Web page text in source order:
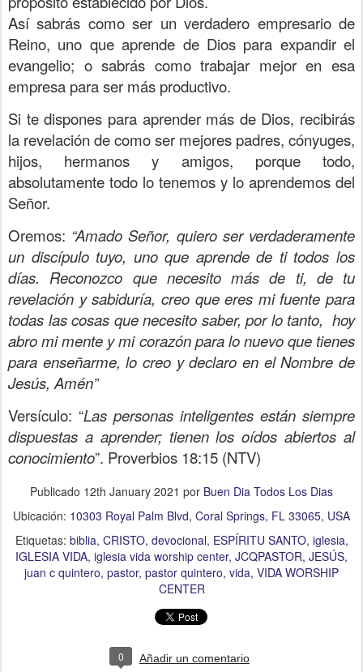
Así sabrás como ser un verdadero empresario de
Reino, uno que aprende de Dios para expandir el
evangelio; o sabrás como trabajar mejor en esa
empresa para ser más productivo.
Si te dispones para aprender más de Dios, recibirás
la revelación de como ser mejores padres, cónyuges,
hijos, hermanos y amigos, porque todo,
absolutamente todo lo tenemos y lo aprendemos del
Señor.
Oremos: “Amado Señor, quiero ser verdaderamente
un discípulo tuyo, uno que aprende de ti todos los
días. Reconozco que necesito más de ti, de tu
revelación y sabiduría, creo que eres mi fuente para
todas las cosas que necesito saber, por lo tanto, hoy
abro mi mente y mi corazón para lo nuevo que tienes
para enseñarme, lo creo y declaro en el Nombre de
Jesús, Amén”
Versículo: “Las personas inteligentes están siempre
dispuestas a aprender; tienen los oídos abiertos al
conocimiento”. Proverbios 18:15 (NTV)
Publicado 12th January 2021 por Buen Dia Todos Los Dias
Ubicación: 10303 Royal Palm Blvd, Coral Springs, FL 33065, USA
Etiquetas: biblia CRISTO devocional ESPÍRITU SANTO iglesia
IGLESIA VIDA iglesia vida worship center JCQPASTOR JESÚS
juan c quintero pastor pastor quintero vida VIDA WORSHIP
CENTER
0 Añadir un comentario